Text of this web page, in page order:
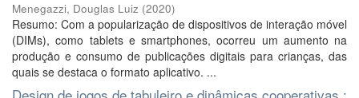
Menegazzi, Douglas Luiz (2020)
Resumo: Com a popularização de dispositivos de interação móvel
(DIMs), como tablets e smartphones, ocorreu um aumento na
produção e consumo de publicações digitais para crianças, das
quais se destaca o formato aplicativo. ...